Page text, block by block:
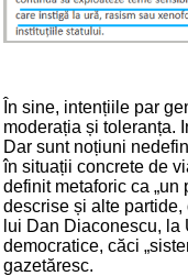
În sine, intențiile par
moderația și toleranța.
Dar sunt noțiuni
în situații concrete de
definit metaforic ca „un
descrise și alte partide,
lui Dan Diaconescu,
democratice, căci
gazetăresc.